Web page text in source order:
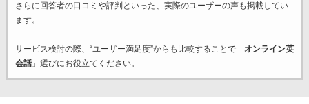
さらに回答者の口コミや評判といった、実際のユーザーの声も掲載してい
ます。
サービス検討の際、“ユーザー満足度”からも比較することで「 オンライン英
会話」選びにお役立てください。